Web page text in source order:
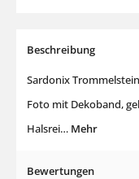
Beschreibung
Sardonix
Foto mit Dekoband,
Halsrei… Mehr
Bewertungen